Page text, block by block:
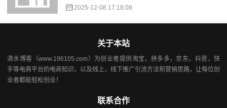
2025-12-08 17:18:08
关于本站
清水博客（www.196105.com）为创业者提供淘宝，拼多多，京东，抖音，快
手等电商平台的电商知识，以及线上，线下推广引流方法和营销思路，让每位创
业者都能轻松创业！
联系合作